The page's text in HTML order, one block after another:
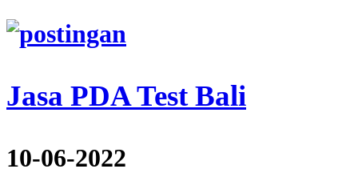
Jasa PDA Test Bali
10-06-2022